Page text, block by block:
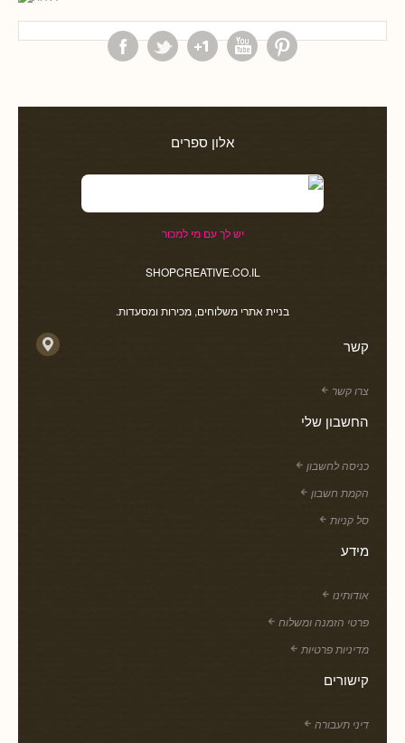
אלון ספרים
יש לך עם מי למכור
SHOPCREATIVE.CO.IL
בניית אתרי משלוחים, מכירות ומסעדות.
קשר
צרו קשר
החשבון שלי
כניסה לחשבון
הקמת חשבון
סל קניות
מידע
אודותינו
פרטי הזמנה ומשלוח
מדיניות פרטיות
קישורים
דיני תעבורה